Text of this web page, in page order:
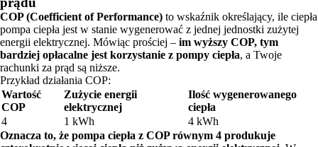
COP (Coefficient of Performance) to wskaźnik określający, ile ciepła
pompa ciepła jest w stanie wygenerować z jednej jednostki zużytej
energii elektrycznej. Mówiąc prościej – im wyższy COP, tym
bardziej opłacalne jest korzystanie z pompy ciepła, a Twoje
rachunki za prąd są niższe.
Przykład działania COP:
Wartość
COP
Zużycie energii
elektrycznej
Ilość wygenerowanego
ciepła
4
1 kWh
4 kWh
Oznacza to, że pompa ciepła z COP równym 4 produkuje